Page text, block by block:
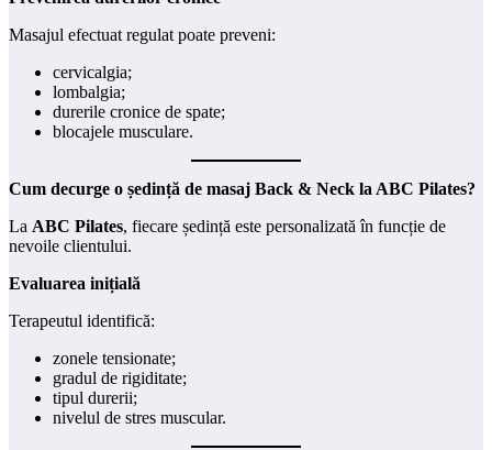
Masajul efectuat regulat poate preveni:
cervicalgia;
lombalgia;
durerile cronice de spate;
blocajele musculare.
Cum decurge o ședință de masaj Back & Neck la ABC Pilates?
La ABC Pilates, fiecare ședință este personalizată în funcție de
nevoile clientului.
Evaluarea inițială
Terapeutul identifică:
zonele tensionate;
gradul de rigiditate;
tipul durerii;
nivelul de stres muscular.